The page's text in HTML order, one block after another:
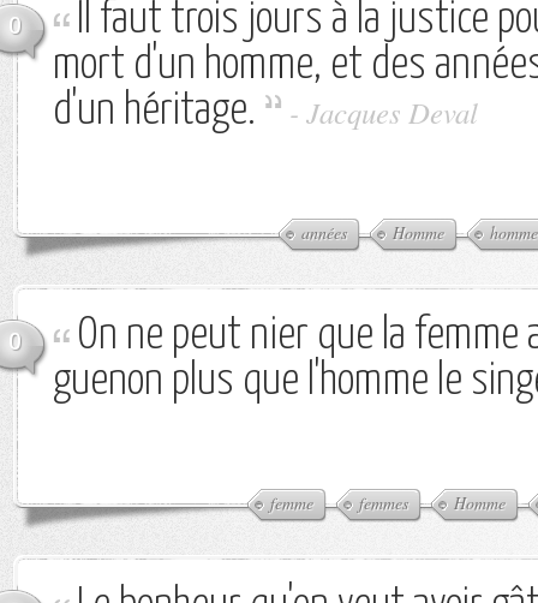
0
Il faut trois jours à la justice
mort d'un homme, et des
d'un héritage.
- Jacques Deval
années Homme
0
On ne peut nier que la femme
guenon plus que l'homme le
femme femmes Homme